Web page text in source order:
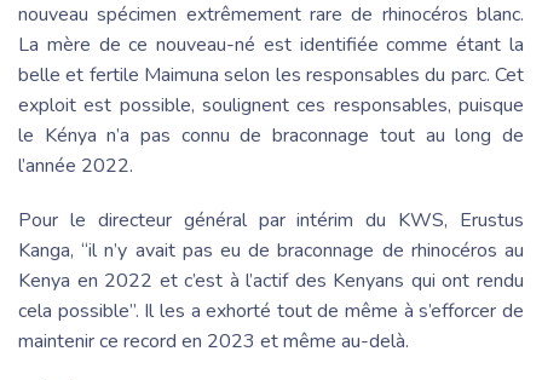
nouveau spécimen extrêmement rare de rhinocéros blanc.
La mère de ce nouveau-né est identifiée comme étant la
belle et fertile Maimuna selon les responsables du parc. Cet
exploit est possible, soulignent ces responsables, puisque
le Kénya n’a pas connu de braconnage tout au long de
l’année 2022.
Pour le directeur général par intérim du KWS, Erustus
Kanga, “il n’y avait pas eu de braconnage de rhinocéros au
Kenya en 2022 et c’est à l’actif des Kenyans qui ont rendu
cela possible”. Il les a exhorté tout de même à s’efforcer de
maintenir ce record en 2023 et même au-delà.